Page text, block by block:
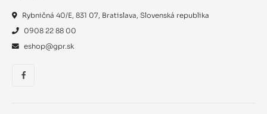
Rybničná 40/E, 831 07, Bratislava, Slovenská republika
0908 22 88 00
eshop@gpr.sk